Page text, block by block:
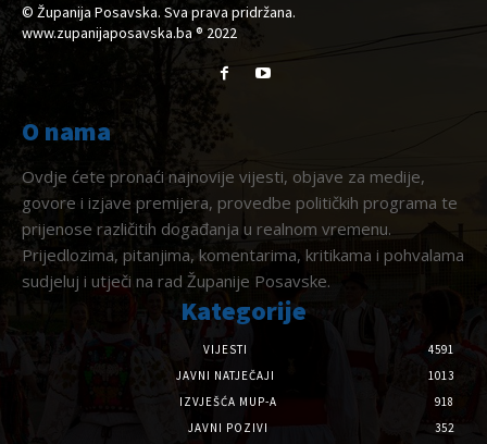
© Županija Posavska. Sva prava pridržana.
www.zupanijaposavska.ba ® 2022
O nama
Ovdje ćete pronaći najnovije vijesti, objave za medije,
govore i izjave premijera, provedbe političkih programa te
prijenose različitih događanja u realnom vremenu.
Prijedlozima, pitanjima, komentarima, kritikama i pohvalama
sudjeluj i utječi na rad Županije Posavske.
Kategorije
VIJESTI
4591
JAVNI NATJEČAJI
1013
IZVJEŠĆA MUP-A
918
JAVNI POZIVI
352